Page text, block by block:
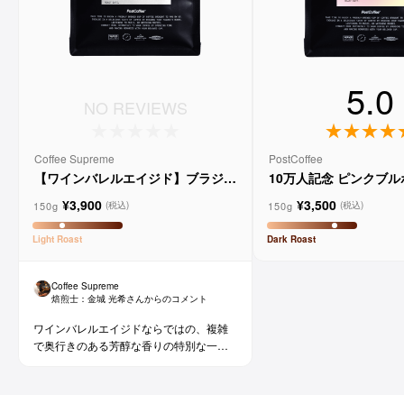
NO REVIEWS
Coffee Supreme
【ワインバレルエイジド】ブラジル
ョ
150g ¥3,900 (税込)
Light Roast
Coffee Supreme
焙煎士： 金城 光希さんからのコメント
ワインバレルエイジドならではの、複雑
で奥行きのある芳醇な香りの特別な一杯
5.0
PostCoffee
10万人記念 ピンクブ
150g ¥3,500 (税込)
Dark Roast